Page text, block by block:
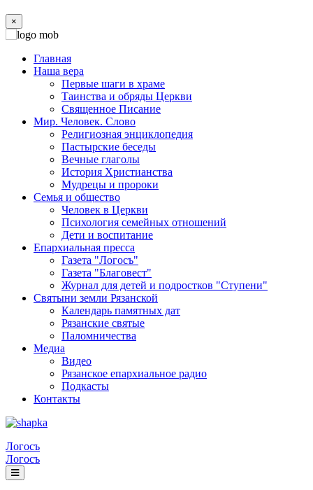
×
Главная
Наша вера
Первые шаги в храме
Таинства и обряды Церкви
Священное Писание
Мир. Человек. Слово
Религиозная энциклопедия
Пастырские беседы
Вечные глаголы
История Христианства
Мудрецы и пророки
Семья и общество
Человек в Церкви
Психология семейных отношений
Дети и воспитание
Епархиальная пресса
Газета "Логосъ"
Газета "Благовест"
Журнал для детей и подростков "Ступени"
Святыни земли Рязанской
Календарь памятных дат
Рязанские святые
Паломничества
Медиа
Видео
Рязанское епархиальное радио
Подкасты
Контакты
Логосъ
Логосъ